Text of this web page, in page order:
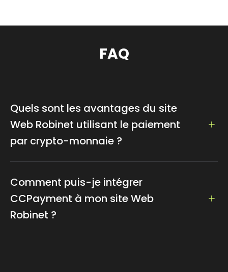
FAQ
Quels sont les avantages du site
Web Robinet utilisant le paiement
par crypto-monnaie ?
souvent des frais inférieurs à ceux des méthodes de
paiement traditionnelles, ce qui rend la distribution
de petites récompenses plus rentable pour les
propriétaires de sites Web.
Comment puis-je intégrer
CCPayment à mon site Web
Robinet ?